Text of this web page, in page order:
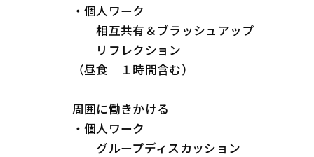
・個人ワーク
相互共有＆ブラッシュアップ
リフレクション
（昼食 １時間含む）
周囲に働きかける
・個人ワーク
グループディスカッション